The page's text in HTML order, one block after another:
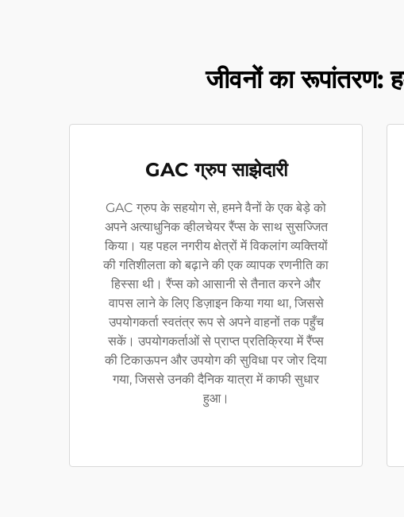
जीवनों का रूपांतरण:
GAC ग्रुप साझेदारी
GAC ग्रुप के सहयोग से, हमने वैनों के एक बेड़े को
अपने अत्याधुनिक व्हीलचेयर रैंप्स के साथ सुसज्जित
किया। यह पहल नगरीय क्षेत्रों में विकलांग व्यक्तियों
की गतिशीलता को बढ़ाने की एक व्यापक रणनीति का
हिस्सा थी। रैंप्स को आसानी से तैनात करने और
वापस लाने के लिए डिज़ाइन किया गया था, जिससे
उपयोगकर्ता स्वतंत्र रूप से अपने वाहनों तक पहुँच
सकें। उपयोगकर्ताओं से प्राप्त प्रतिक्रिया में रैंप्स
की टिकाऊपन और उपयोग की सुविधा पर जोर दिया
गया, जिससे उनकी दैनिक यात्रा में काफी सुधार
हुआ।